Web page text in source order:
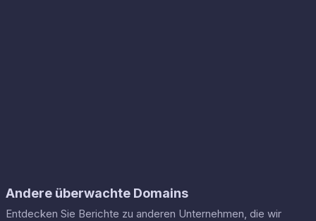
Andere überwachte Domains
Entdecken Sie Berichte zu anderen Unternehmen, die wir